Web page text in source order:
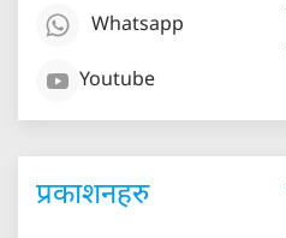
Whatsapp
Youtube
प्रकाशनहरु